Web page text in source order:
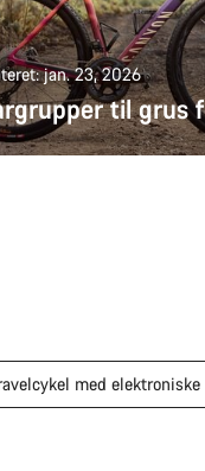
jan. 23, 2026
til grus
med elektroniske